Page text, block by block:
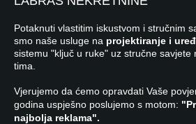
Potaknuti vlastitim iskustvom i stručnim
smo naše usluge na projektiranje i
sistemu "ključ u ruke" uz stručne savjete
tima.
Vjerujemo da ćemo opravdati Vaše
godina uspješno poslujemo s motom:
najbolja reklama".